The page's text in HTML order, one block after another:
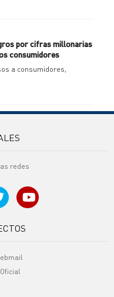
por cifras millonarias
consumidores
a consumidores,
redes